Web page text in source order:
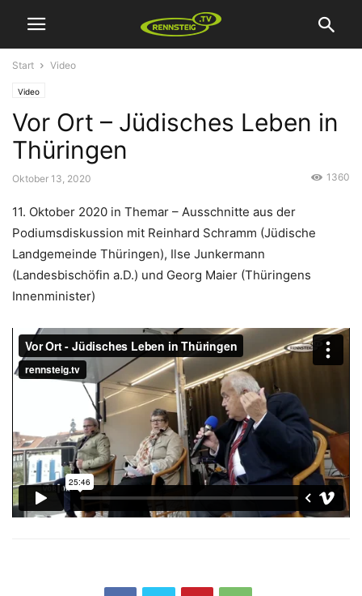
Start Video
Video
Vor Ort – Jüdisches Leben in
Thüringen
Oktober 13, 2020 1360
11. Oktober 2020 in Themar – Ausschnitte aus der
Podiumsdiskussion mit Reinhard Schramm (Jüdische
Landgemeinde Thüringen), Ilse Junkermann
(Landesbischöfin a.D.) und Georg Maier (Thüringens
Innenminister)